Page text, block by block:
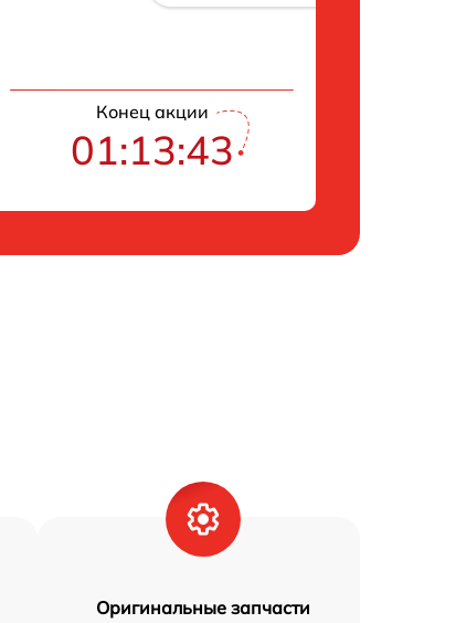
Конец акции
01:13:42
Оригинальные запчасти